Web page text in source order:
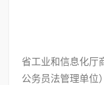
省工业和信息化厅
公务员法管理单位）